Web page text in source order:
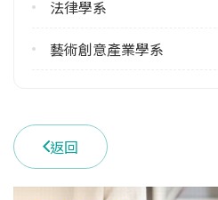
花蓮縣壽豐鄉志學村大學路二段1號
法律學系
藝術創意產業學系
返回